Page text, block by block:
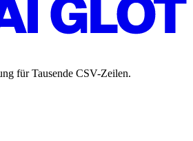
für Tausende CSV-Zeilen.